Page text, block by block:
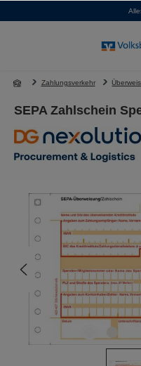
Zahlungsverkehr
SEPA Zahlschein
Bildergalerie überspringen